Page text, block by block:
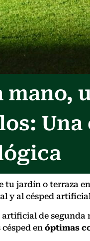
tu jardín o terraza
y al césped
de
en óptimas